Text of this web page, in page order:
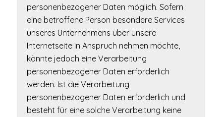
personenbezogener Daten möglich. Sofern
eine betroffene Person besondere Services
unseres Unternehmens über unsere
Internetseite in Anspruch nehmen möchte,
könnte jedoch eine Verarbeitung
personenbezogener Daten erforderlich
werden. Ist die Verarbeitung
personenbezogener Daten erforderlich und
besteht für eine solche Verarbeitung keine